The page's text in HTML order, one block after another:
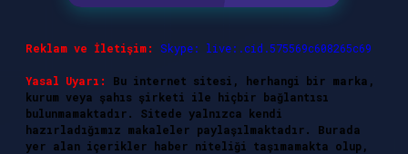
Reklam ve İletişim: Skype: live:.cid.575569c608265c69
Yasal Uyarı:
Bu internet sitesi, herhangi bir marka,
kurum veya şahıs şirketi ile hiçbir bağlantısı
bulunmamaktadır. Sitede yalnızca kendi
hazırladığımız makaleler paylaşılmaktadır. Burada
yer alan içerikler haber niteliği taşımamakta olup,